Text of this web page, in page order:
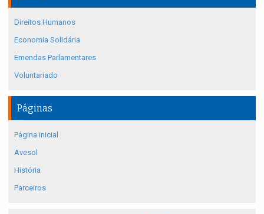
Direitos Humanos
Economia Solidária
Emendas Parlamentares
Voluntariado
Páginas
Página inicial
Avesol
História
Parceiros